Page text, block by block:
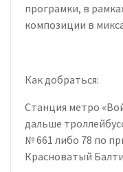
програмки, в
композиции в
Как добраться:
Станция метро
дальше
№ 661 либо 78 по
Красноватый